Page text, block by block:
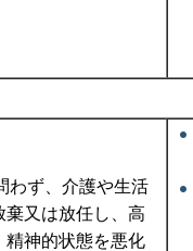
わず、介護や生活
又は放任し、高
精神的状態を悪化